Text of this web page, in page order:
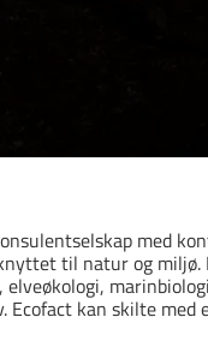
med
til natur og
kan skilte med